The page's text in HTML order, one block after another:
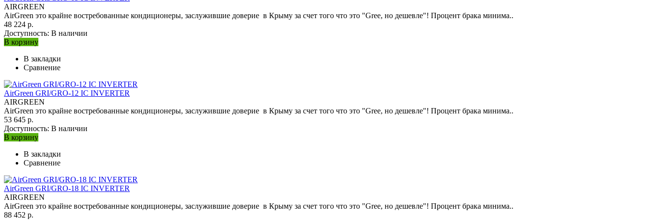
AIRGREEN
AirGreen это крайне востребованные кондиционеры, заслужившие доверие в Крыму за счет того что это "Gree, но дешевле"! Процент брака минима..
48 224 р.
Доступность: В наличии
В корзину
В закладки
Сравнение
AirGreen GRI/GRO-12 IC INVERTЕR
AIRGREEN
AirGreen это крайне востребованные кондиционеры, заслужившие доверие в Крыму за счет того что это "Gree, но дешевле"! Процент брака минима..
53 645 р.
Доступность: В наличии
В корзину
В закладки
Сравнение
AirGreen GRI/GRO-18 IC INVERTЕR
AIRGREEN
AirGreen это крайне востребованные кондиционеры, заслужившие доверие в Крыму за счет того что это "Gree, но дешевле"! Процент брака минима..
88 452 р.